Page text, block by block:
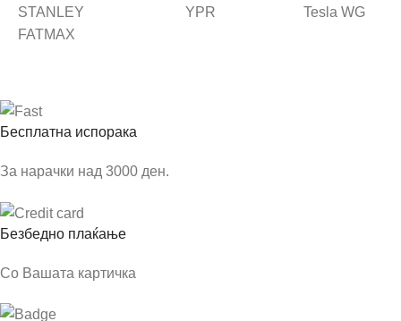
STANLEY
FATMAX
YPR Tesla WG
Бесплатна испорака
За нарачки над 3000 ден.
Безбедно плаќање
Со Вашата картичка